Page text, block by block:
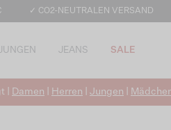
✓ CO2-NEUTRALEN VERSAND
JEANS SALE
| Damen Herren Jungen